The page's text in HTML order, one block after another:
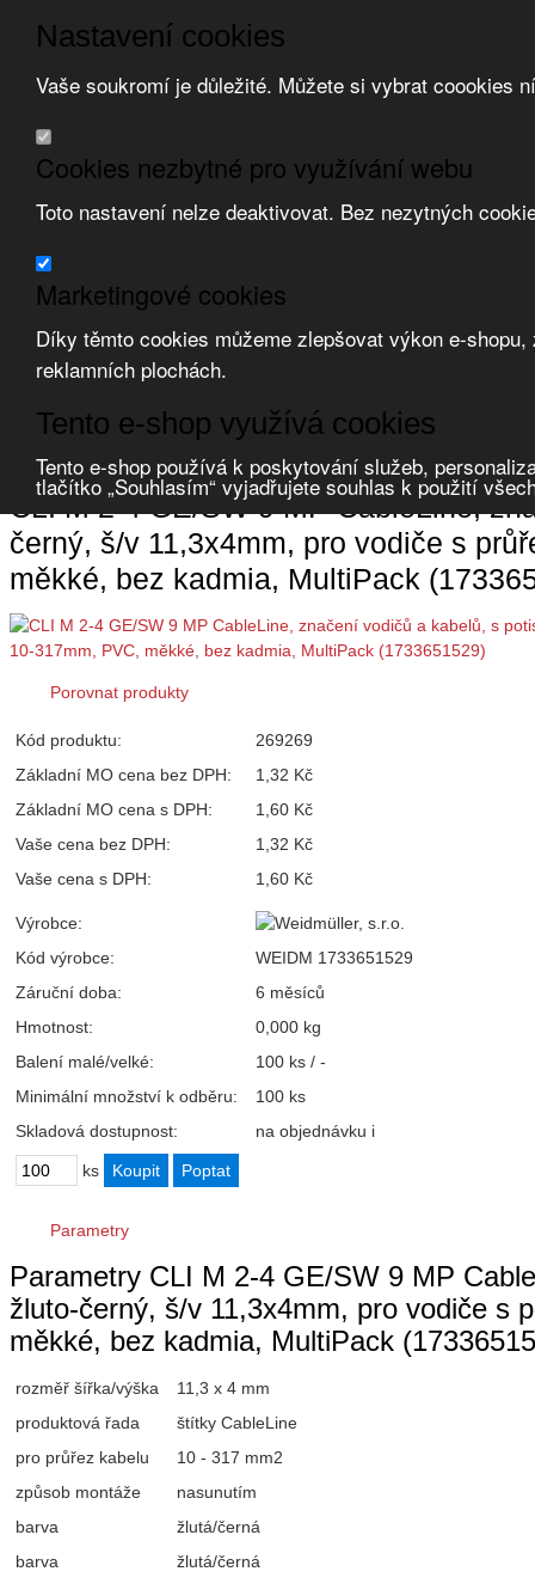
Nastavení cookies
Vaše soukromí je důležité. Můžete si vybrat coookies
Cookies nezbytné pro využívání webu
Toto nastavení nelze deaktivovat. Bez nezytných
Marketingové cookies
Díky těmto cookies můžeme zlepšovat výkon e-
reklamních plochách.
Tento e-shop využívá cookies
Tento e-shop používá k poskytování služeb,
tlačítko „Souhlasím“ vyjadřujete souhlas k použití
Přeskočit na hlavní obsah Přeskočit na doplňující obsah
Obchodní podmínky
Registrace
Zvolte měnu:
Přihlásit uživatele
Úvod Nářadí a systémy značení systémy značení značení vodičů a
CLI M 2-4 GE/SW 9 MP CableLine,
černý, š/v 11,3x4mm, pro vodiče s
měkké, bez kadmia, MultiPack
Porovnat produkty
Kód produktu:
269269
Základní MO cena bez DPH:
1,32 Kč
Základní MO cena s DPH:
1,60 Kč
Vaše cena bez DPH:
1,32 Kč
Vaše cena s DPH:
1,60 Kč
Výrobce:
Kód výrobce:
WEIDM 1733651529
Záruční doba:
6 měsíců
Hmotnost:
0,000 kg
Balení malé/velké:
100 ks / -
Minimální množství k odběru:
100 ks
Skladová dostupnost:
na objednávku i
ks
Parametry
Parametry CLI M 2-4 GE/SW 9 MP
žluto-černý, š/v 11,3x4mm, pro vodiče s
měkké, bez kadmia, MultiPack
rozměř šířka/výška
11,3 x 4 mm
produktová řada
štítky CableLine
pro průřez kabelu
10 - 317 mm2
způsob montáže
nasunutím
barva
žlutá/černá
barva
žlutá/černá